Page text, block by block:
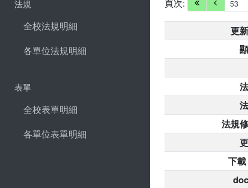
法規
全校法規明細
各單位法規明細
表單
全校表單明細
各單位表單明細
頁次:
更
法規
下